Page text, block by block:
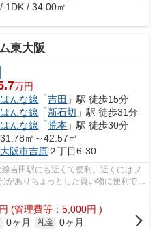
1DK / 34.00㎡
東大阪
万円
んな線 「吉田 」駅 徒歩15分
んな線 「新石切 」駅 徒歩31分
んな線 「荒本 」駅 徒歩30分
㎡～42.57㎡
阪市吉原２丁目6-30
吉田駅にも近くて便利。近くにはフ
がありちょっとした買い物に便利で
円 (管理費等：5,000円 )
0ヶ月 礼金 0ヶ月